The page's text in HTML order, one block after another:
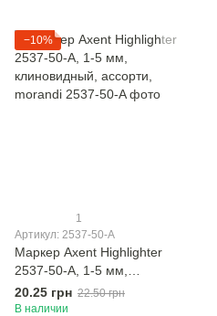
−10%
1
Артикул: 2537-50-A
Маркер Axent Highlighter
2537-50-A, 1-5 мм,
клиновидный, ассорти,
morandi
20.25 грн 22.50 грн
В наличии